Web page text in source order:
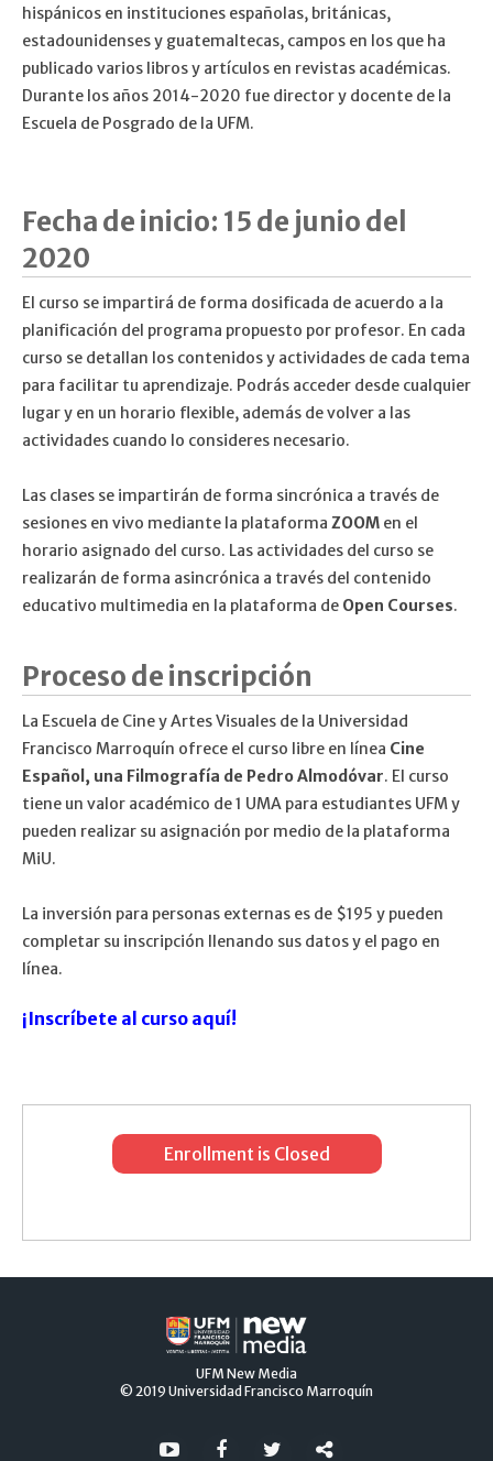
hispánicos en instituciones españolas, británicas,
estadounidenses y guatemaltecas, campos en los que ha
publicado varios libros y artículos en revistas académicas.
Durante los años 2014-2020 fue director y docente de la
Escuela de Posgrado de la UFM.
Fecha de inicio: 15 de junio del
2020
El curso se impartirá de forma dosificada de acuerdo a la
planificación del programa propuesto por profesor. En cada
curso se detallan los contenidos y actividades de cada tema
para facilitar tu aprendizaje. Podrás acceder desde cualquier
lugar y en un horario flexible, además de volver a las
actividades cuando lo consideres necesario.
Las clases se impartirán de forma sincrónica a través de
sesiones en vivo mediante la plataforma ZOOM en el
horario asignado del curso. Las actividades del curso se
realizarán de forma asincrónica a través del contenido
educativo multimedia en la plataforma de Open Courses.
Proceso de inscripción
La Escuela de Cine y Artes Visuales de la Universidad
Francisco Marroquín ofrece el curso libre en línea Cine
Español, una Filmografía de Pedro Almodóvar. El curso
tiene un valor académico de 1 UMA para estudiantes UFM y
pueden realizar su asignación por medio de la plataforma
MiU.
La inversión para personas externas es de $195 y pueden
completar su inscripción llenando sus datos y el pago en
línea.
¡Inscríbete al curso aquí!
Enrollment is Closed
UFM New Media
© 2019 Universidad Francisco Marroquín